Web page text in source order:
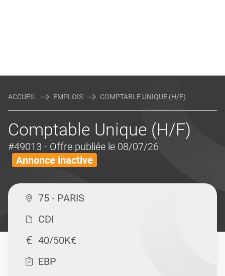
ACCUEIL EMPLOIS COMPTABLE UNIQUE (H/F)
Comptable Unique (H/F)
#49013 - Offre publiée le 08/07/26
Annonce inactive
75 - PARIS
CDI
40/50K€
EBP